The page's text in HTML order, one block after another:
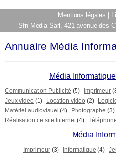
Mentions légales
Sfn Media Sarl, 421 avenue des
Annuaire Média
Média
Communication Publicité (5) Imprimeur
Jeux video (1) Location vidéo (2)
Matériel audiovisuel (4) Photographe (3)
Réalisation de site Internet (4)
Média
Imprimeur (3) Informatique (4)